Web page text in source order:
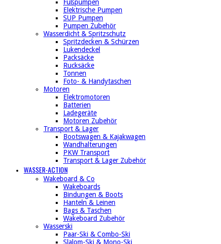
Fußpumpen
Elektrische Pumpen
SUP Pumpen
Pumpen Zubehör
Wasserdicht & Spritzschutz
Spritzdecken & Schürzen
Lukendeckel
Packsäcke
Rucksäcke
Tonnen
Foto- & Handytaschen
Motoren
Elektromotoren
Batterien
Ladegeräte
Motoren Zubehör
Transport & Lager
Bootswagen & Kajakwagen
Wandhalterungen
PKW Transport
Transport & Lager Zubehör
WASSER-ACTION
Wakeboard & Co
Wakeboards
Bindungen & Boots
Hanteln & Leinen
Bags & Taschen
Wakeboard Zubehör
Wasserski
Paar-Ski & Combo-Ski
Slalom-Ski & Mono-Ski